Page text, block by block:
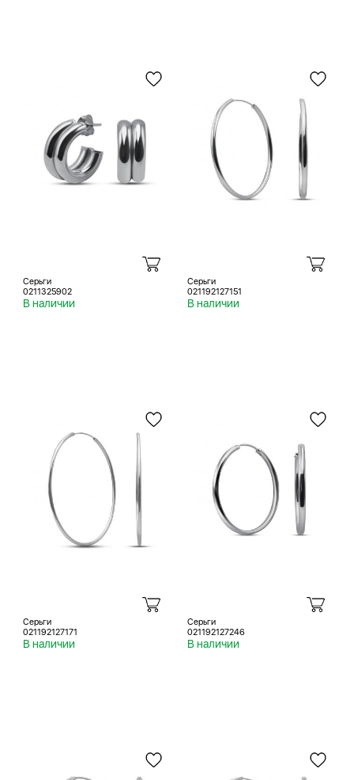
Серьги
0211325902
В наличии
Серьги
021192127151
В наличии
Серьги
021192127171
В наличии
Серьги
021192127246
В наличии